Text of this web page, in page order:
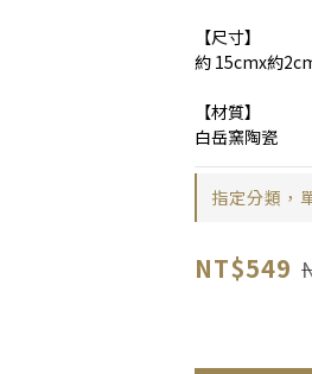
【尺寸】
約 15cmx約
【材質】
白岳窯陶瓷
指定分類，
NT$549